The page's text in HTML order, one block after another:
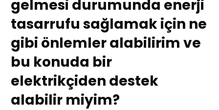
gelmesi durumunda enerji
tasarrufu sağlamak için ne
gibi önlemler alabilirim ve
bu konuda bir
elektrikçiden destek
alabilir miyim?